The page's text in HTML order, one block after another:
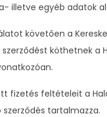
illetve egyéb adatok
követően a
szerződést köthetnek a
fizetés feltételeit a
tartalmazza.